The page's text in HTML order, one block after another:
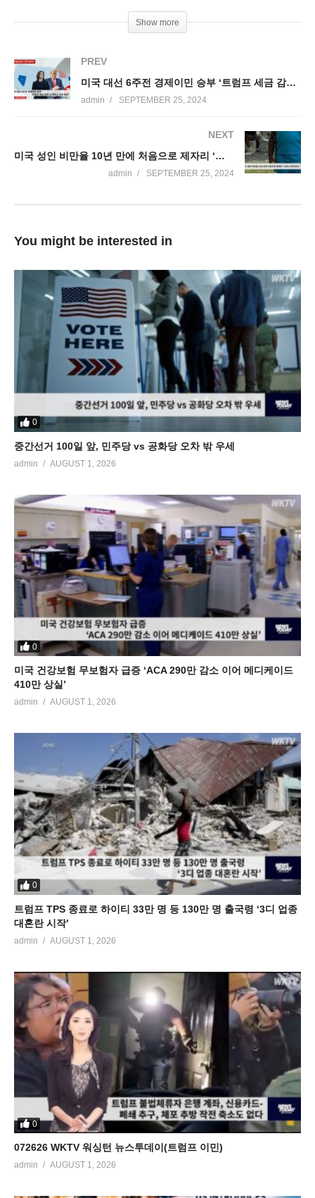
Show more
PREV
미국 대선 6주전 경제이민 승부 ‘트럼프 세금 감면 vs 해리스 비용 절감’
admin SEPTEMBER 25, 2024
NEXT
미국 성인 비만율 10년 만에 처음으로 제자리 ‘그러나 아직 40%’
admin SEPTEMBER 25, 2024
You might be interested in
0
중간선거 100일 앞, 민주당 vs 공화당 오차 밖 우세
admin AUGUST 1, 2026
0
미국 건강보험 무보험자 급증 ‘ACA 290만 감소 이어 메디케이드
410만 상실’
admin AUGUST 1, 2026
0
트럼프 TPS 종료로 하이티 33만 명 등 130만 명 출국령 ‘3디 업종
대혼란 시작’
admin AUGUST 1, 2026
0
072626 WKTV 워싱턴 뉴스투데이(트럼프 이민)
admin AUGUST 1, 2026